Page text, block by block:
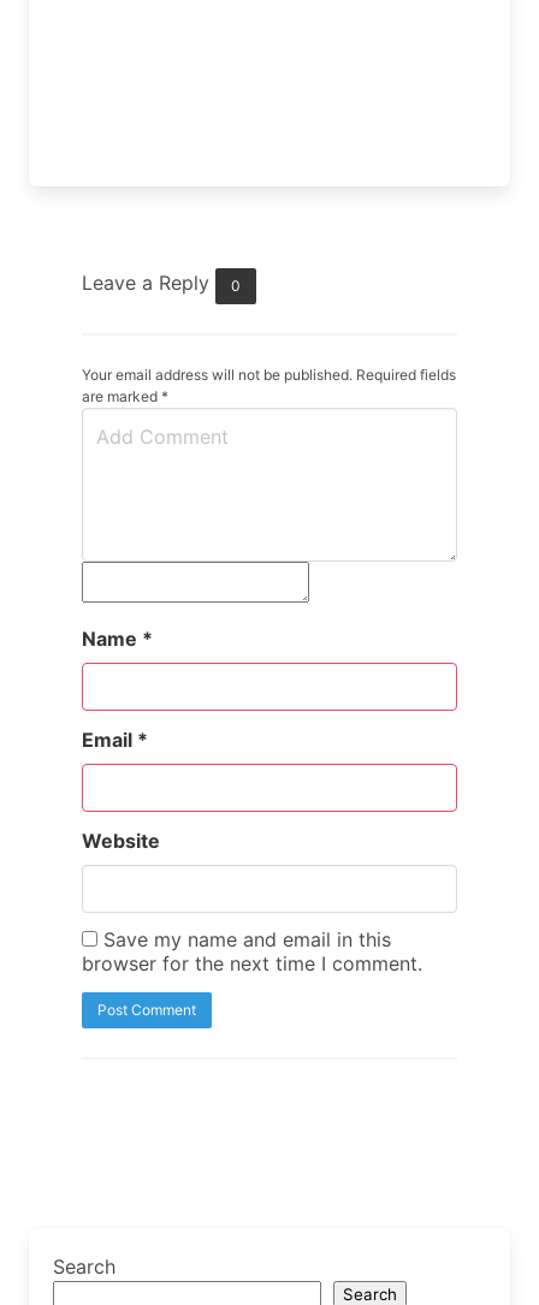
Leave a Reply 0
Your email address will not be published. Required fields
are marked *
Name *
Email *
Website
Save my name and email in this
browser for the next time I comment.
Search
Search